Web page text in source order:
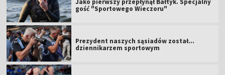
gość "Sportowego Wieczoru"
Prezydent naszych sąsiadów został...
dziennikarzem sportowym